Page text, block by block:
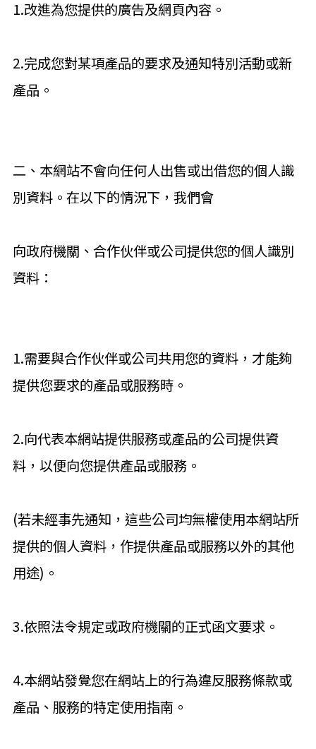
1.改進為您提供的廣告及網頁內容。
2.完成您對某項產品的要求及通知特別活動或新
產品。
二、本網站不會向任何人出售或出借您的個人識
別資料。在以下的情況下，我們會
向政府機關、合作伙伴或公司提供您的個人識別
資料：
1.需要與合作伙伴或公司共用您的資料，才能夠
提供您要求的產品或服務時。
2.向代表本網站提供服務或產品的公司提供資
料，以便向您提供產品或服務。
(若未經事先通知，這些公司均無權使用本網站所
提供的個人資料，作提供產品或服務以外的其他
用途)。
3.依照法令規定或政府機關的正式函文要求。
4.本網站發覺您在網站上的行為違反服務條款或
產品、服務的特定使用指南。